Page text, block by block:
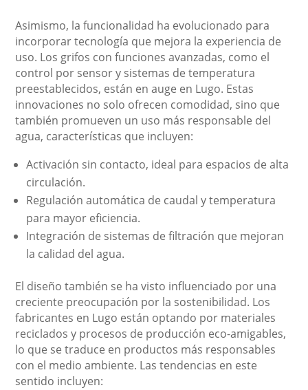
Asimismo, la funcionalidad ha evolucionado para
incorporar tecnología que mejora la experiencia de
uso. Los grifos con funciones avanzadas, como el
control por sensor y sistemas de temperatura
preestablecidos, están en auge en Lugo. Estas
innovaciones no solo ofrecen comodidad, sino que
también promueven un uso más responsable del
agua, características que incluyen:
Activación sin contacto, ideal para espacios de alta
circulación.
Regulación automática de caudal y temperatura
para mayor eficiencia.
Integración de sistemas de filtración que mejoran
la calidad del agua.
El diseño también se ha visto influenciado por una
creciente preocupación por la sostenibilidad. Los
fabricantes en Lugo están optando por materiales
reciclados y procesos de producción eco-amigables,
lo que se traduce en productos más responsables
con el medio ambiente. Las tendencias en este
sentido incluyen: